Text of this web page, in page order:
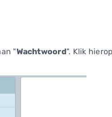
"Wachtwoord". Klik